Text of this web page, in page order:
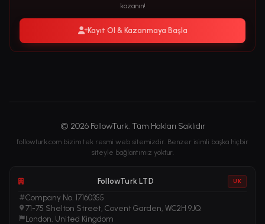
kazanın!
Kayıt Ol & Kazanmaya Başla
© 2026 FollowTurk. Tüm Hakları Saklıdır
followturk.com bizim tek resmi web sitemizdir. Benzer isimli başka hiçbir
siteyle bağlantımız yoktur.
FollowTurk LTD UK
Company No. 17160355
71-75 Shelton Street, Covent Garden, WC2H 9JQ
London, United Kingdom